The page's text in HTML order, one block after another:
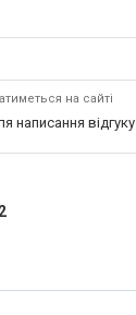
на сайті
написання відгуку